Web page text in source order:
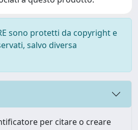
sono protetti da copyright e
salvo diversa
per citare o creare